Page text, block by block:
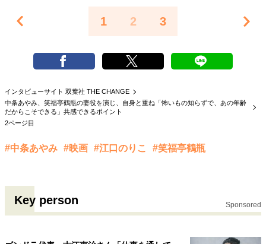
1 2 3
インタビューサイト 双葉社 THE CHANGE
中条あやみ、笑福亭鶴瓶の妻役を演じ、自身と重ね「怖いもの知らずで、あの年齢
だからこそできる」共感できるポイント
2ページ目
#中条あやみ #映画 #江口のりこ #笑福亭鶴瓶
Key person Sponsored